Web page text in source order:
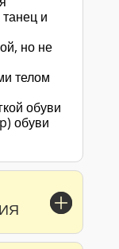
и
но не
телом
обуви
обуви